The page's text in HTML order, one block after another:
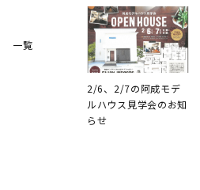
一覧
2/6、2/7の阿成モデ
ルハウス見学会のお知
らせ